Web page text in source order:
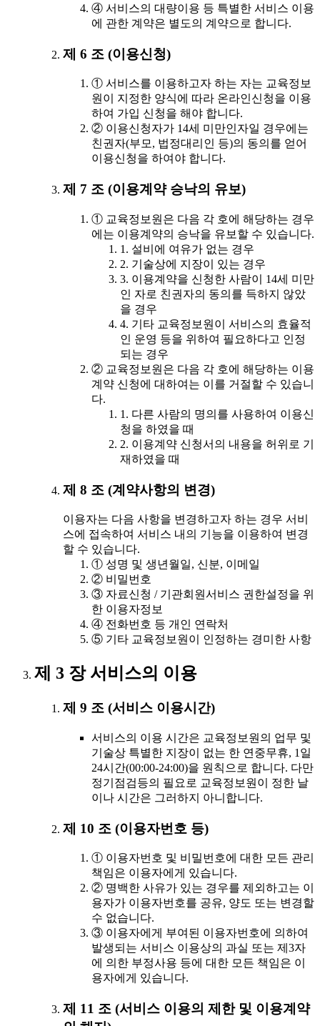
④ 서비스의 대량이용 등 특별한 서비스 이용
에 관한 계약은 별도의 계약으로 합니다.
제 6 조 (이용신청)
① 서비스를 이용하고자 하는 자는 교육정보
원이 지정한 양식에 따라 온라인신청을 이용
하여 가입 신청을 해야 합니다.
② 이용신청자가 14세 미만인자일 경우에는
친권자(부모, 법정대리인 등)의 동의를 얻어
이용신청을 하여야 합니다.
제 7 조 (이용계약 승낙의 유보)
① 교육정보원은 다음 각 호에 해당하는 경우
에는 이용계약의 승낙을 유보할 수 있습니다.
1. 설비에 여유가 없는 경우
2. 기술상에 지장이 있는 경우
3. 이용계약을 신청한 사람이 14세 미만
인 자로 친권자의 동의를 득하지 않았
을 경우
4. 기타 교육정보원이 서비스의 효율적
인 운영 등을 위하여 필요하다고 인정
되는 경우
② 교육정보원은 다음 각 호에 해당하는 이용
계약 신청에 대하여는 이를 거절할 수 있습니
다.
1. 다른 사람의 명의를 사용하여 이용신
청을 하였을 때
2. 이용계약 신청서의 내용을 허위로 기
재하였을 때
제 8 조 (계약사항의 변경)
이용자는 다음 사항을 변경하고자 하는 경우 서비
스에 접속하여 서비스 내의 기능을 이용하여 변경
할 수 있습니다.
① 성명 및 생년월일, 신분, 이메일
② 비밀번호
③ 자료신청 / 기관회원서비스 권한설정을 위
한 이용자정보
④ 전화번호 등 개인 연락처
⑤ 기타 교육정보원이 인정하는 경미한 사항
제 3 장 서비스의 이용
제 9 조 (서비스 이용시간)
서비스의 이용 시간은 교육정보원의 업무 및
기술상 특별한 지장이 없는 한 연중무휴, 1일
24시간(00:00-24:00)을 원칙으로 합니다. 다만
정기점검등의 필요로 교육정보원이 정한 날
이나 시간은 그러하지 아니합니다.
제 10 조 (이용자번호 등)
① 이용자번호 및 비밀번호에 대한 모든 관리
책임은 이용자에게 있습니다.
② 명백한 사유가 있는 경우를 제외하고는 이
용자가 이용자번호를 공유, 양도 또는 변경할
수 없습니다.
③ 이용자에게 부여된 이용자번호에 의하여
발생되는 서비스 이용상의 과실 또는 제3자
에 의한 부정사용 등에 대한 모든 책임은 이
용자에게 있습니다.
제 11 조 (서비스 이용의 제한 및 이용계약